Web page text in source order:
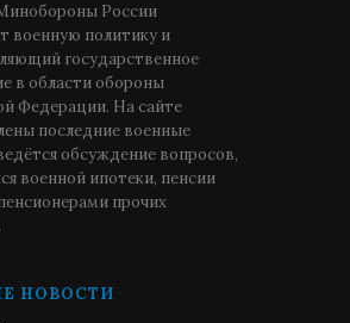
России
военную политику и
государственное
в области обороны
Федерации. На сайте
последние военные
обсуждение вопросов,
военной ипотеки, пенсии
прочих
НОВОСТИ